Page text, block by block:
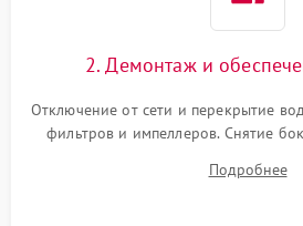
2. Демонтаж и
Отключение от сети и перекрытие
фильтров и импеллеров. Снятие
циркуляционному насосу, ТЭНу
Подробнее